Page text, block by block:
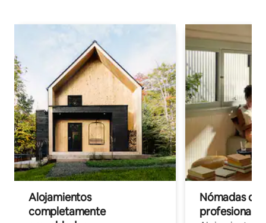
Alojamientos
completamente
Nómadas